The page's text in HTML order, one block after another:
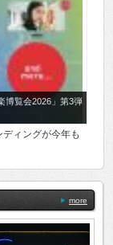
博覧会2026」第3弾
ィングが今年も
more